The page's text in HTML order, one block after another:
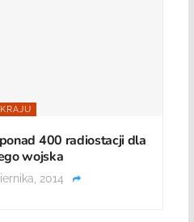
400 radiostacji dla
wojska
2014